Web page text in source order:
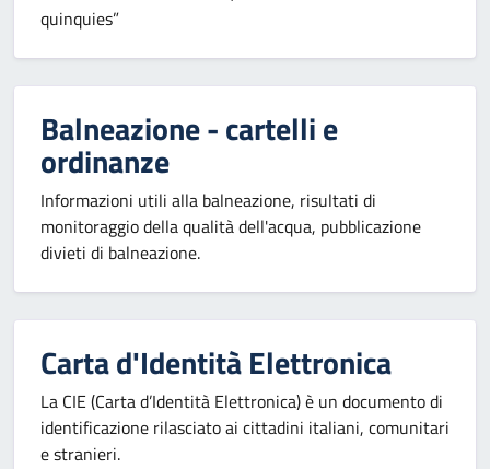
quinquies”
Balneazione - cartelli e
ordinanze
Informazioni utili alla balneazione, risultati di
monitoraggio della qualità dell'acqua, pubblicazione
divieti di balneazione.
Carta d'Identità Elettronica
La CIE (Carta d’Identità Elettronica) è un documento di
identificazione rilasciato ai cittadini italiani, comunitari
e stranieri.